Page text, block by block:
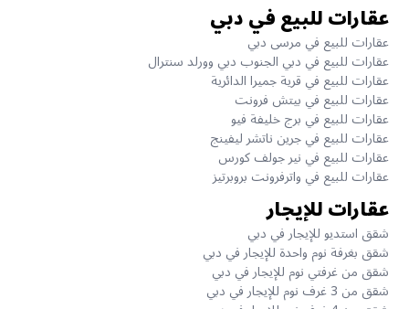
عقارات للبيع في دبي
عقارات للبيع في مرسى دبي
عقارات للبيع في دبي الجنوب دبي وورلد سنترال
عقارات للبيع في قرية جميرا الدائرية
عقارات للبيع في بيتش فرونت
عقارات للبيع في برج خليفة فيو
عقارات للبيع في جرين ناتشر ليفينج
عقارات للبيع في نير جولف كورس
عقارات للبيع في واترفرونت بروبرتيز
عقارات للإيجار
شقق استديو للإيجار في دبي
شقق بغرفة نوم واحدة للإيجار في دبي
شقق من غرفتي نوم للإيجار في دبي
شقق من 3 غرف نوم للإيجار في دبي